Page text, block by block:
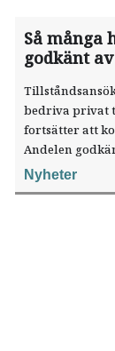
Så många
godkänt
bedriva privat
fortsätter att
Andelen
ökat, visar nya
Nyheter